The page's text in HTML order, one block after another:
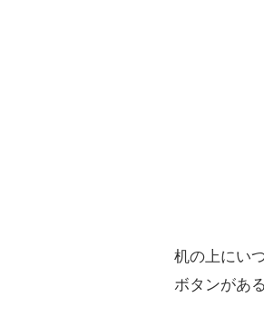
机の上にい
ボタンがあ